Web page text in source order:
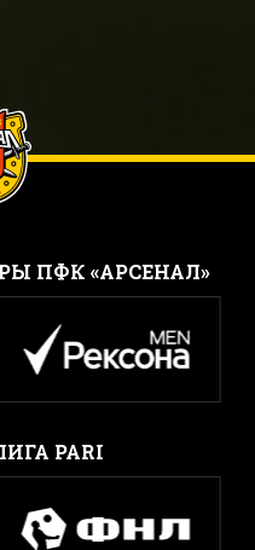
ПФК «АРСЕНАЛ»
PARI